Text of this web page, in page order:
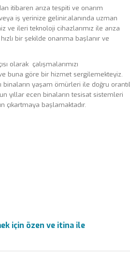
itibaren arıza tespiti ve onarım
iş yerinize gelinir,alanında uzman
ve ileri teknoloji cihazlarımız ile arıza
bir şekilde onarıma başlanır ve
olarak çalışmalarımızı
buna göre bir hizmet sergilemekteyiz.
binaların yaşam ömürleri ile doğru
yıllar ecen binaların tesisat sistemleri
çıkartmaya başlamaktadır.
için özen ve itina ile